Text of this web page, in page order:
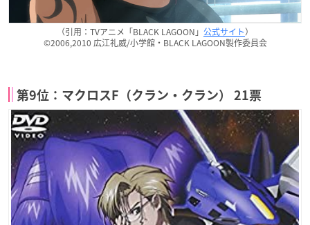
（引用：TVアニメ「BLACK LAGOON」 公式サイト）
©2006,2010 広江礼威/小学館・BLACK LAGOON製作委員会
第9位：マクロスF（クラン・クラン） 21票